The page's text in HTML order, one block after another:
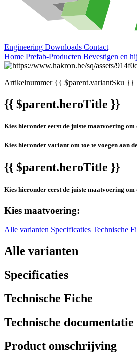
Engineering Downloads Contact
Home Prefab-Producten Bevestigen en
Artikelnummer{{ $parent.variantSku }}
{{ $parent.heroTitle }}
Kies hieronder eerst de juiste maatvoering
Kies hieronder variant om toe te voegen aan
{{ $parent.heroTitle }}
Kies hieronder eerst de juiste maatvoering
Kies maatvoering:
Alle varianten Specificaties Technische
Alle varianten
Specificaties
Technische Fiche
Technische documentatie
Product omschrijving